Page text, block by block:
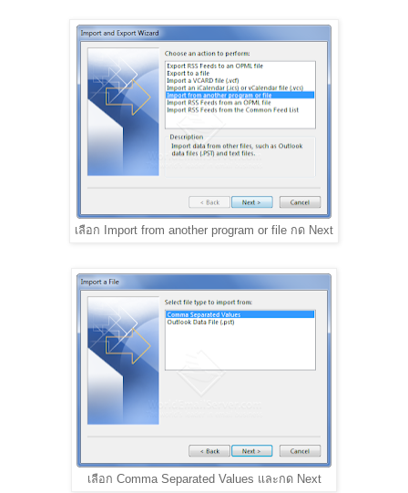
เลือก Import from another program or file กด Next
เลือก Comma Separated Values และกด Next